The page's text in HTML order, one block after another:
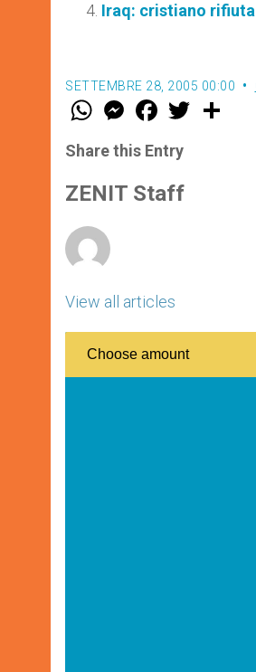
Iraq: cristiano
SETTEMBRE 28, 2005 00:00
W
t
s
p
p
M
e
s
e
g
e
F
a
e
b
o
k
w
Share this Entry
ZENIT Staff
View all articles